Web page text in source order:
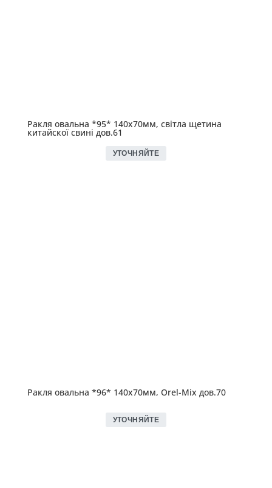
Ракля овальна *95* 140х70мм, світла щетина
китайскої свині дов.61
УТОЧНЯЙТЕ
Ракля овальна *96* 140х70мм, Orel-Mix дов.70
УТОЧНЯЙТЕ